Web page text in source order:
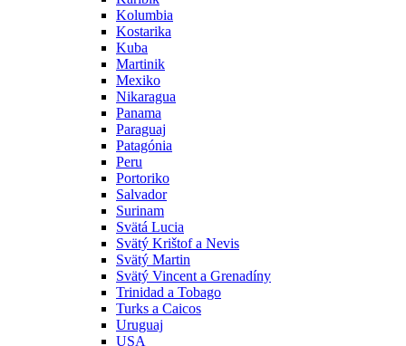
Kolumbia
Kostarika
Kuba
Martinik
Mexiko
Nikaragua
Panama
Paraguaj
Patagónia
Peru
Portoriko
Salvador
Surinam
Svätá Lucia
Svätý Krištof a Nevis
Svätý Martin
Svätý Vincent a Grenadíny
Trinidad a Tobago
Turks a Caicos
Uruguaj
USA